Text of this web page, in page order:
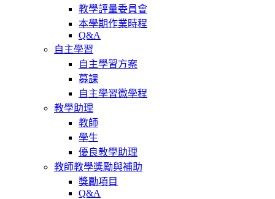
教學評量委員會
本學期作業時程
Q&A
自主學習
自主學習方案
募課
自主學習微學程
教學助理
教師
學生
優良教學助理
教師教學獎勵與補助
獎勵項目
Q&A